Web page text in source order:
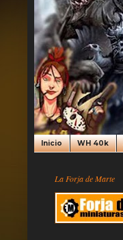
Inicio WH 40k
La Forja de Marte